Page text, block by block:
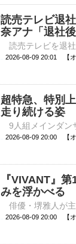
読売テレビ退
奈アナ「退社
2026-08-09 20:01 【オ
超特急、特別
走り続ける姿
2026-08-09 20:00 【オ
『VIVANT』
みを浮かべる
2026-08-09 20:00 【オ